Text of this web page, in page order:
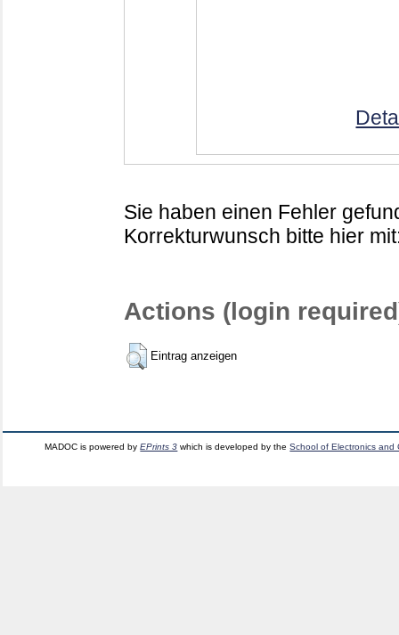
Sie haben einen Fehler
Korrekturwunsch bitte hier
Actions (login
Eintrag anzeigen
MADOC is powered byEPrints 3 which is developed by theSchool of Electronics and